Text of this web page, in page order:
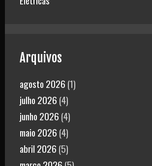
Arquivos
agosto 2026 (1)
julho 2026 (4)
junho 2026 (4)
maio 2026 (4)
abril 2026 (5)